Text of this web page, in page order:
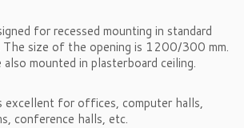
for recessed mounting in standard
size of the opening is 1200/300 mm.
also mounted in plasterboard ceiling.
excellent for offices, computer halls,
conference halls, etc.